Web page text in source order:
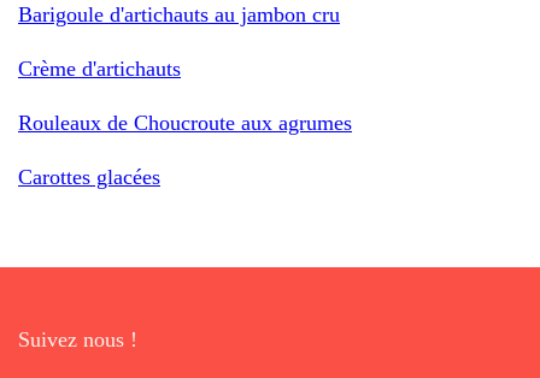
Barigoule d'artichauts au jambon cru
Crème d'artichauts
Rouleaux de Choucroute aux agrumes
Carottes glacées
Suivez nous !